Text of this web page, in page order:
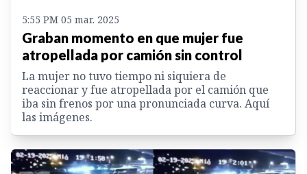
5:55 PM 05 mar. 2025
Graban momento en que mujer fue
atropellada por camión sin control
La mujer no tuvo tiempo ni siquiera de
reaccionar y fue atropellada por el camión que
iba sin frenos por una pronunciada curva. Aquí
las imágenes.